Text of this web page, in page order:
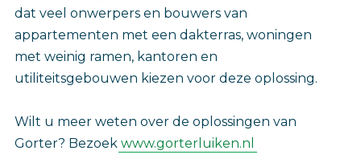
dat veel onwerpers en bouwers van
appartementen met een dakterras, woningen
met weinig ramen, kantoren en
utiliteitsgebouwen kiezen voor deze oplossing.
Wilt u meer weten over de oplossingen van
Gorter? Bezoek www.gorterluiken.nl